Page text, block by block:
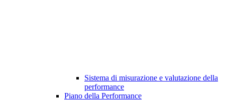
Sistema di misurazione e valutazione della
performance
Piano della Performance